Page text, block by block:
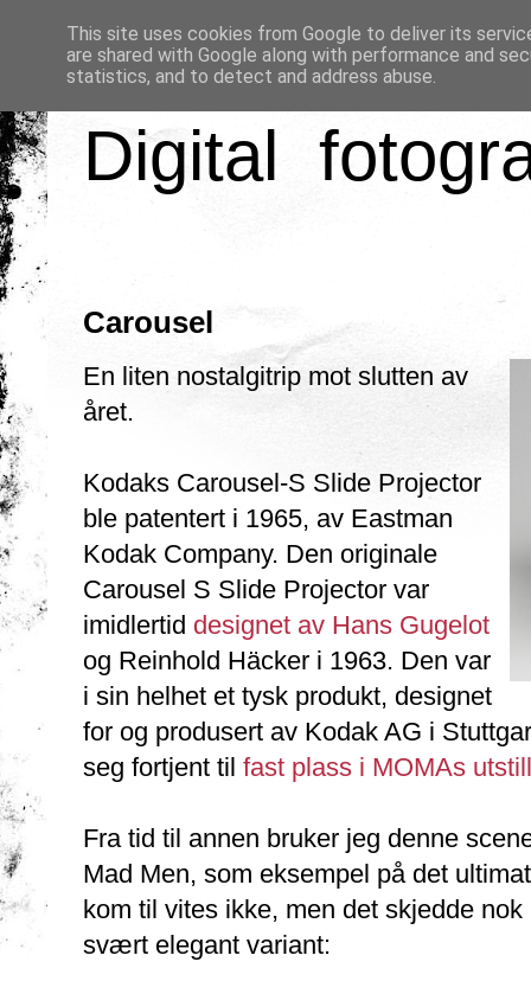
Digital
Carousel
En liten nostalgitrip mot slutten av
året.
Kodaks Carousel-S Slide Projector
ble patentert i 1965, av Eastman
Kodak Company. Den originale
Carousel S Slide Projector var
imidlertid designet av Hans Gugelot
og Reinhold Häcker i 1963. Den var
i sin helhet et tysk produkt, designet
for og produsert av Kodak AG i
seg fortjent til fast plass i MOMAs
Fra tid til annen bruker jeg denne
Mad Men, som eksempel på det
kom til vites ikke, men det skjedde
svært elegant variant:
This site uses cookies from Google to deliver its
are shared with Google along with performance and
statistics, and to detect and address abuse.